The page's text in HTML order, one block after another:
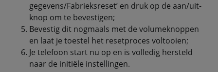
gegevens/Fabrieksreset’ en druk op de aan/uit-
knop om te bevestigen;
Bevestig dit nogmaals met de volumeknoppen
en laat je toestel het resetproces voltooien;
Je telefoon start nu op en is volledig hersteld
naar de initiële instellingen.